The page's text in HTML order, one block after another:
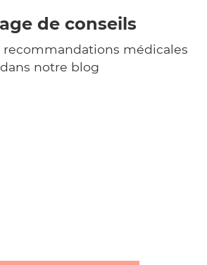
de conseils
recommandations médicales
dans notre blog